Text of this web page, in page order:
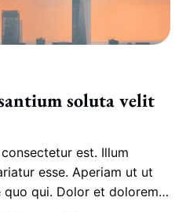
soluta velit
est. Illum
esse. Aperiam ut ut
qui. Dolor et dolorem